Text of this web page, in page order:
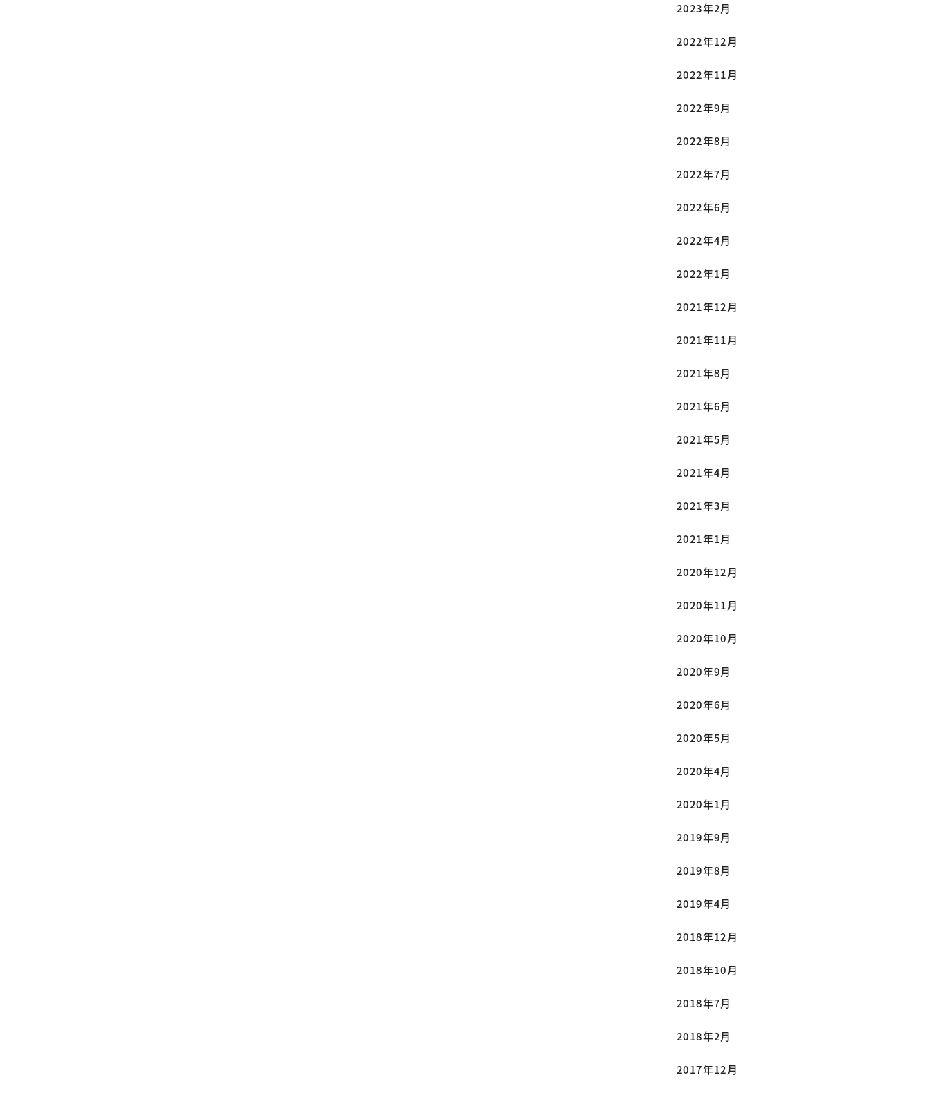
2023年2月
2022年12月
2022年11月
2022年9月
2022年8月
2022年7月
2022年6月
2022年4月
2022年1月
2021年12月
2021年11月
2021年8月
2021年6月
2021年5月
2021年4月
2021年3月
2021年1月
2020年12月
2020年11月
2020年10月
2020年9月
2020年6月
2020年5月
2020年4月
2020年1月
2019年9月
2019年8月
2019年4月
2018年12月
2018年10月
2018年7月
2018年2月
2017年12月